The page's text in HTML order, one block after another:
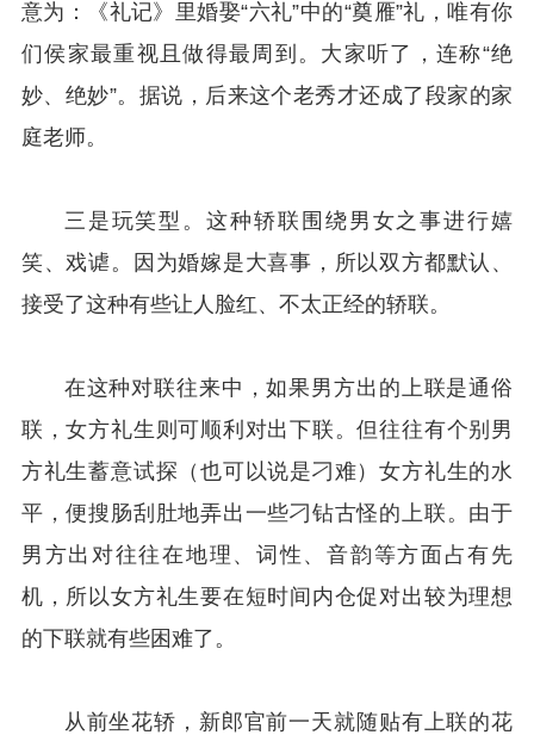
意为：《礼记》里婚娶“六礼”中的“奠雁”礼，唯有你
们侯家最重视且做得最周到。大家听了，连称“绝
妙、绝妙”。据说，后来这个老秀才还成了段家的家
庭老师。
三是玩笑型。这种轿联围绕男女之事进行嬉
笑、戏谑。因为婚嫁是大喜事，所以双方都默认、
接受了这种有些让人脸红、不太正经的轿联。
在这种对联往来中，如果男方出的上联是通俗
联，女方礼生则可顺利对出下联。但往往有个别男
方礼生蓄意试探（也可以说是刁难）女方礼生的水
平，便搜肠刮肚地弄出一些刁钻古怪的上联。由于
男方出对往往在地理、词性、音韵等方面占有先
机，所以女方礼生要在短时间内仓促对出较为理想
的下联就有些困难了。
从前坐花轿，新郎官前一天就随贴有上联的花